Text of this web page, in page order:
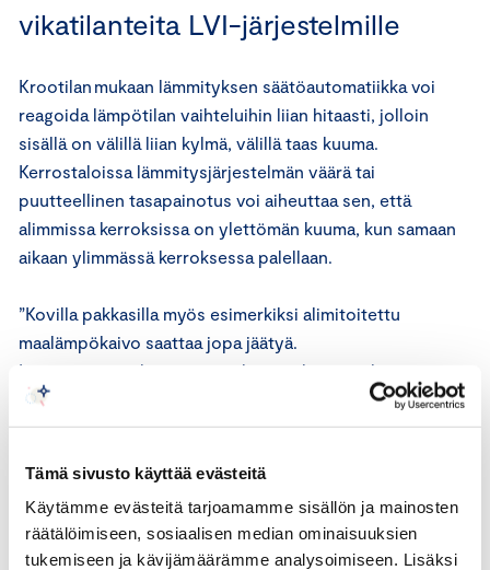
Tämä sivusto käyttää evästeitä
Käytämme evästeitä tarjoamamme sisällön ja mainosten
räätälöimiseen, sosiaalisen median ominaisuuksien
tukemiseen ja kävijämäärämme analysoimiseen. Lisäksi
vikatilanteita LVI-järjestelmille
Krootilan mukaan lämmityksen säätöautomatiikka voi
reagoida lämpötilan vaihteluihin liian hitaasti, jolloin
sisällä on välillä liian kylmä, välillä taas kuuma.
Kerrostaloissa lämmitysjärjestelmän väärä tai
puutteellinen tasapainotus voi aiheuttaa sen, että
alimmissa kerroksissa on ylettömän kuuma, kun samaan
aikaan ylimmässä kerroksessa palellaan.
”Kovilla pakkasilla myös esimerkiksi alimitoitettu
maalämpökaivo saattaa jopa jäätyä.
Lämpöpumppulaitteistoissakin voi ilmetä virheitä, jos ne
on virheellisesti käyttöönotettu ja
säädetty”, Krootila kertoo.
“Tavarantarkastuksella voi kaikissa mainituissa
vikatilanteissa selvittää, onko rakenteissa tai
laitteistoissa jokin virheellinen tai puuttuva työsuoritus.